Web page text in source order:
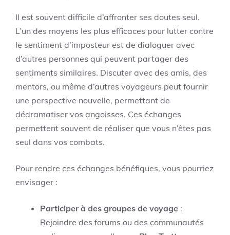
Il est souvent difficile d’affronter ses doutes seul.
L’un des moyens les plus efficaces pour lutter contre
le sentiment d’imposteur est de dialoguer avec
d’autres personnes qui peuvent partager des
sentiments similaires. Discuter avec des amis, des
mentors, ou même d’autres voyageurs peut fournir
une perspective nouvelle, permettant de
dédramatiser vos angoisses. Ces échanges
permettent souvent de réaliser que vous n’êtes pas
seul dans vos combats.
Pour rendre ces échanges bénéfiques, vous pourriez
envisager :
Participer à des groupes de voyage :
Rejoindre des forums ou des communautés